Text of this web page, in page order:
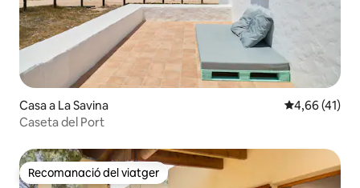
Casa a La Savina 4,66 de
4,66 (41)
Caseta del Port
Recomanació del viatger
Recomanació del viatger